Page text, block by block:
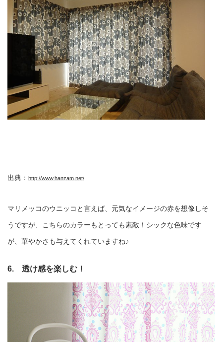
出典： http://www.hanzam.net/
マリメッコのウニッコと言えば、元気なイメージの赤を想像しそ
うですが、こちらのカラーもとっても素敵！シックな色味です
が、華やかさも与えてくれていますね♪
6. 透け感を楽しむ！